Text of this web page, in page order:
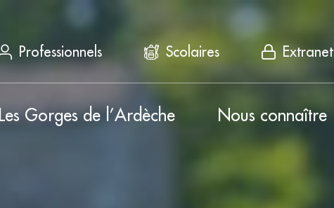
Professionnels Scolaires Extranet
Les Gorges de l’Ardèche Nous connaître